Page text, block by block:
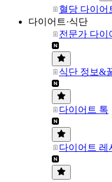
혈당 다이어
다이어트·식단
전문가 다이
식단 정보&
다이어트 톡
다이어트 레